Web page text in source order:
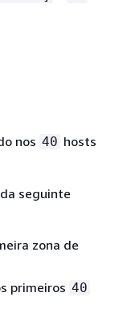
nos 40 hosts
seguinte
zona de
primeiros 40